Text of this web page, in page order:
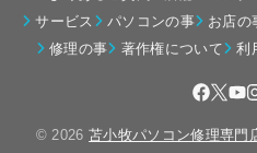
サービス
パソコンの事 お店の
修理の事
著作権について 利
© 2026苫小牧パソコン修理専門